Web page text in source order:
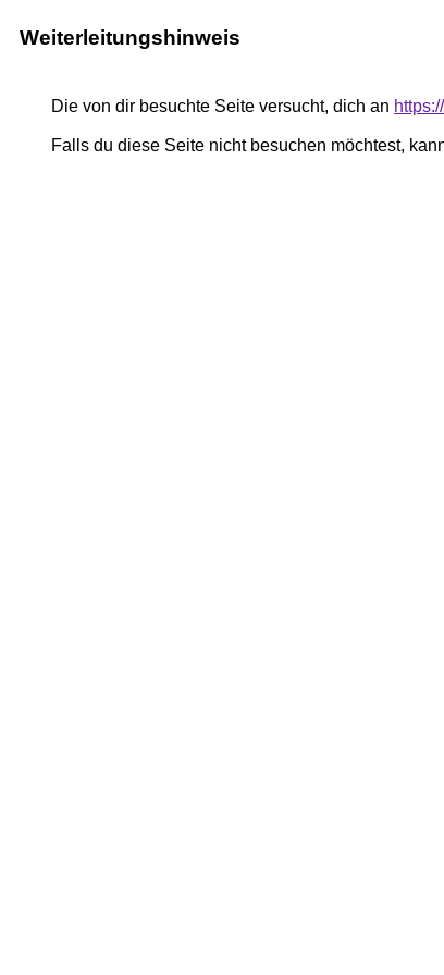
Weiterleitungshinweis
Die von dir besuchte Seite versucht, dich an
Falls du diese Seite nicht besuchen möchtest,